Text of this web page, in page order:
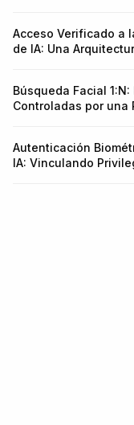
Acceso Verificado a
de IA: Una
Búsqueda Facial
Controladas por una
Autenticación
IA: Vinculando